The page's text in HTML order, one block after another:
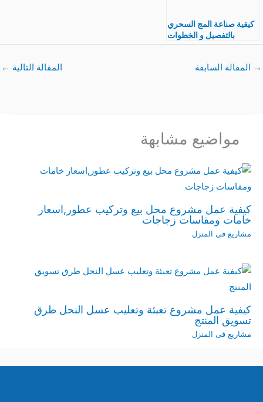
كيفية صناعة المج السحري
بالتفصيل و الخطوات
مشروع مربح جدا
→ المقالة السابقة المقالة التالية ←
مواضيع مشابهة
كيفية عمل مشروع محل بيع وتركيب عطور,اسعار
خامات ومقاسات زجاجات
مشاريع فى المنزل
كيفية عمل مشروع تعبئة وتعليب عسل النحل طرق
تسويق المنتج
مشاريع فى المنزل